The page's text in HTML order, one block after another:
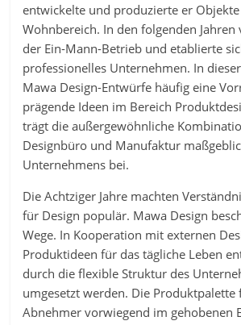
entwickelte und produzierte er
Wohnbereich. In den folgenden Jahren
der Ein-Mann-Betrieb und etablierte
professionelles Unternehmen. In
Mawa Design-Entwürfe häufig eine
prägende Ideen im Bereich
trägt die außergewöhnliche
Designbüro und Manufaktur
Unternehmens bei.
Die Achtziger Jahre machten
für Design populär. Mawa Design
Wege. In Kooperation mit externen
Produktideen für das tägliche Leben
durch die flexible Struktur des
umgesetzt werden. Die Produktpalette
Abnehmer vorwiegend im gehobenen